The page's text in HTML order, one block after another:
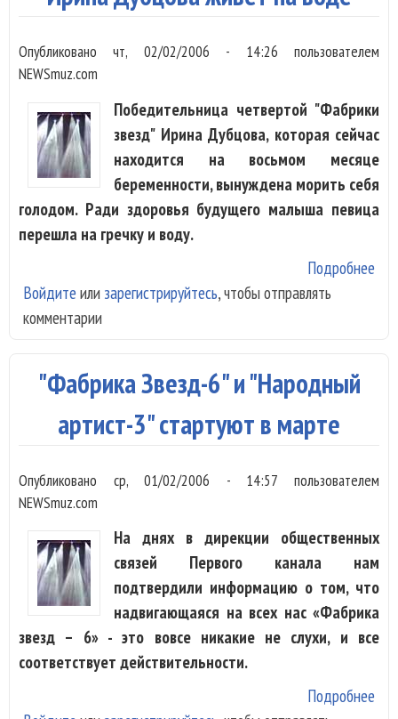
Опубликованочт, 02/02/2006 - 14:26 пользователем
NEWSmuz.com
Победительница четвертой "Фабрики
звезд" Ирина Дубцова, которая сейчас
находится на восьмом месяце
беременности, вынуждена морить себя
голодом. Ради здоровья будущего малыша певица
перешла на гречку и воду.
Подробнее
Войдите или зарегистрируйтесь, чтобы отправлять
комментарии
"Фабрика Звезд-6" и "Народный
артист-3" стартуют в марте
Опубликовано ср, 01/02/2006 - 14:57 пользователем
NEWSmuz.com
На днях в дирекции общественных
связей Первого канала нам
подтвердили информацию о том, что
надвигающаяся на всех нас «Фабрика
звезд – 6» - это вовсе никакие не слухи, и все
соответствует действительности.
Подробнее